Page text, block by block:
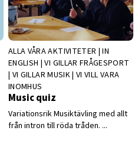
ALLA VÅRA AKTIVITETER | IN
ENGLISH | VI GILLAR FRÅGESPORT
| VI GILLAR MUSIK | VI VILL VARA
INOMHUS
Music quiz
Variationsrik Musiktävling med allt
från intron till röda tråden. ...